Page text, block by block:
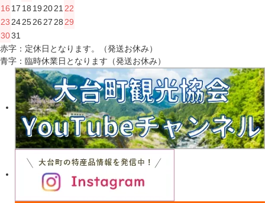
16 17 18 19 2021 22
23 242526 27 28 29
3031
赤字：定休日となります。（発送お休み）
青字：臨時休業日となります（発送お休み）